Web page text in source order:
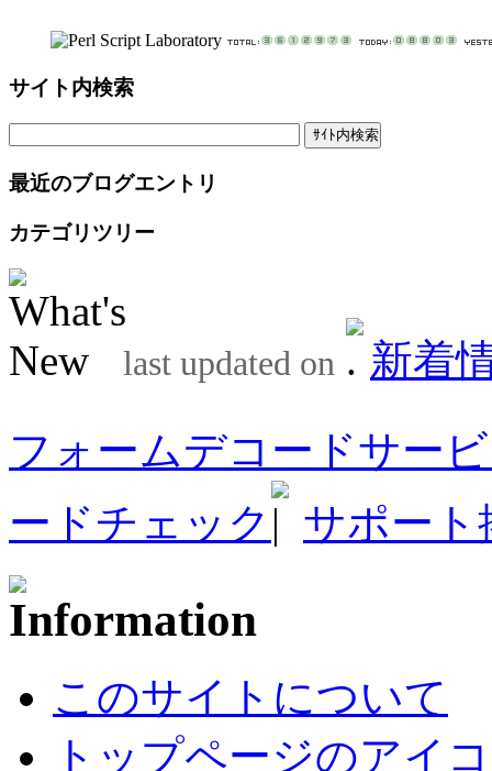
サイト内検索
最近のブログエントリ
カテゴリツリー
last updated on
新着
フォームデコードサー
ードチェック
サポート
このサイトについて
トップページのアイ